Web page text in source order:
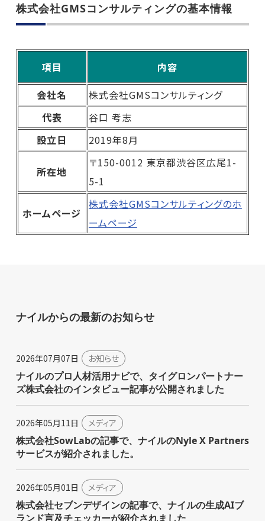
株式会社GMSコンサルティングの基本情報
項目
内容
会社名
株式会社GMSコンサルティング
代表
谷口 考志
設立日
2019年8月
所在地
〒150-0012 東京都渋谷区広尾1-
5-1
ホームページ
株式会社GMSコンサルティングのホ
ームページ
ナイルからの最新のお知らせ
2026年07月07日 お知らせ
ナイルのプロ人材活用ナビで、タイグロンパートナー
ズ株式会社のインタビュー記事が公開されました
2026年05月11日 メディア
株式会社SowLabの記事で、ナイルのNyle X Partners
サービスが紹介されました。
2026年05月01日 メディア
株式会社セブンデザインの記事で、ナイルの生成AIブ
ランド言及チェッカーが紹介されました